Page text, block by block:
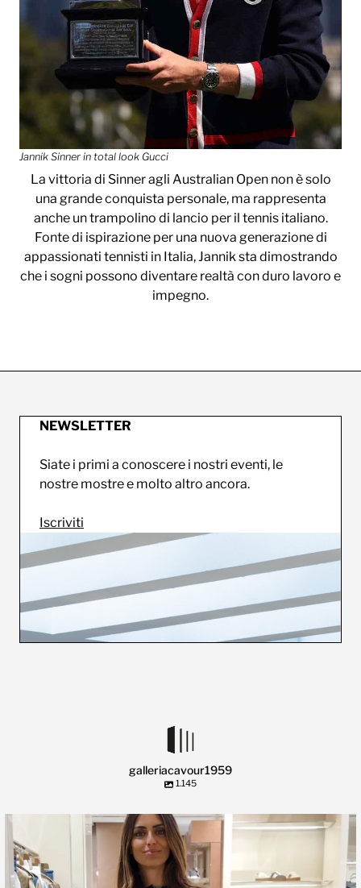
Jannik Sinner in total look Gucci
La vittoria di Sinner agli Australian Open non è solo
una grande conquista personale, ma rappresenta
anche un trampolino di lancio per il tennis italiano.
Fonte di ispirazione per una nuova generazione di
appassionati tennisti in Italia, Jannik sta dimostrando
che i sogni possono diventare realtà con duro lavoro e
impegno.
NEWSLETTER
Siate i primi a conoscere i nostri eventi, le
nostre mostre e molto altro ancora.
Iscriviti
galleriacavour1959
1.145
🍃 Entriamo da Dev in @galleriacavour1959 a...
39 2